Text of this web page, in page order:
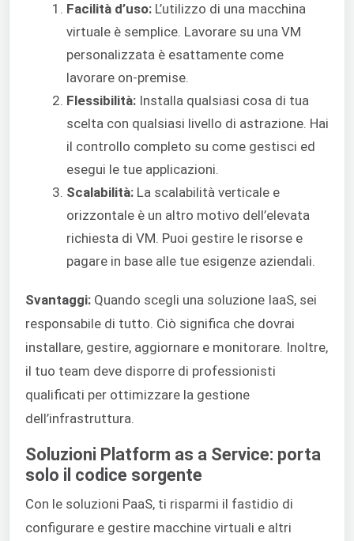
Facilità d’uso: L’utilizzo di una macchina
virtuale è semplice. Lavorare su una VM
personalizzata è esattamente come
lavorare on-premise.
Flessibilità: Installa qualsiasi cosa di tua
scelta con qualsiasi livello di astrazione. Hai
il controllo completo su come gestisci ed
esegui le tue applicazioni.
Scalabilità: La scalabilità verticale e
orizzontale è un altro motivo dell’elevata
richiesta di VM. Puoi gestire le risorse e
pagare in base alle tue esigenze aziendali.
Svantaggi: Quando scegli una soluzione IaaS, sei
responsabile di tutto. Ciò significa che dovrai
installare, gestire, aggiornare e monitorare. Inoltre,
il tuo team deve disporre di professionisti
qualificati per ottimizzare la gestione
dell’infrastruttura.
Soluzioni Platform as a Service: porta
solo il codice sorgente
Con le soluzioni PaaS, ti risparmi il fastidio di
configurare e gestire macchine virtuali e altri